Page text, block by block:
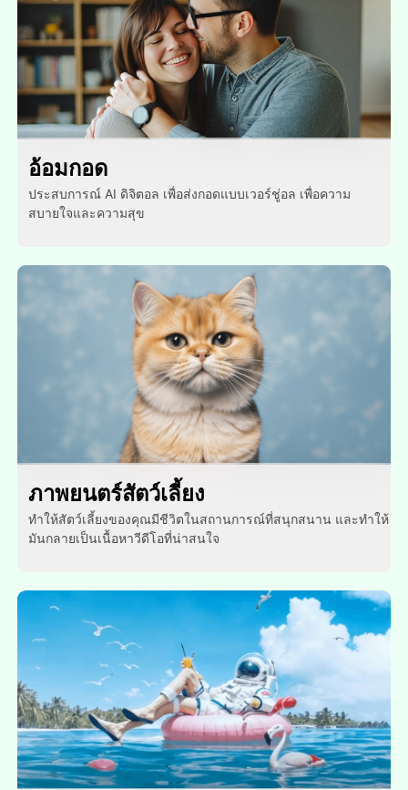
อ้อมกอด
ประสบการณ์ AI ดิจิตอล เพื่อส่งกอดแบบเวอร์ชู่อล เพื่อความ
สบายใจและความสุข
ภาพยนตร์สัตว์เลี้ยง
ทําให้สัตว์เลี้ยงของคุณมีชีวิตในสถานการณ์ที่สนุกสนาน และทําให้
มันกลายเป็นเนื้อหาวีดีโอที่น่าสนใจ